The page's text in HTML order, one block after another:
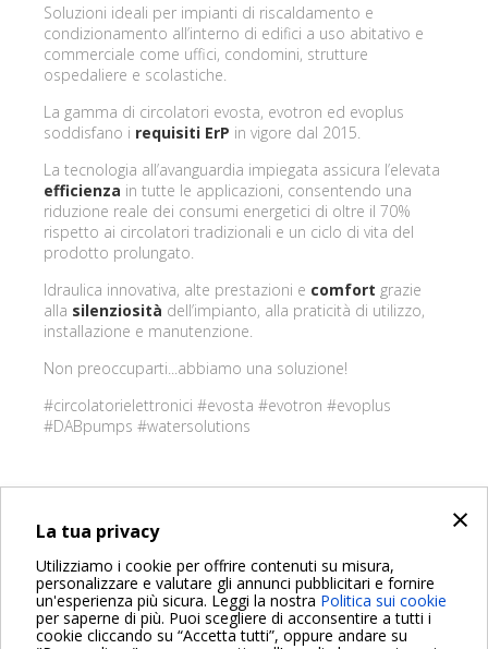
×
La tua privacy
Utilizziamo i cookie per offrire contenuti su misura,
personalizzare e valutare gli annunci pubblicitari e fornire
un'esperienza più sicura. Leggi la nostra Politica sui cookie
per saperne di più. Puoi scegliere di acconsentire a tutti i
cookie cliccando su “Accetta tutti”, oppure andare su
Soluzioni ideali per impianti di riscaldamento e
condizionamento all’interno di edifici a uso abitativo e
commerciale come uffici, condomini, strutture
ospedaliere e scolastiche.
La gamma di circolatori evosta, evotron ed evoplus
soddisfano i requisiti ErP in vigore dal 2015.
La tecnologia all’avanguardia impiegata assicura l’elevata
efficienza in tutte le applicazioni, consentendo una
riduzione reale dei consumi energetici di oltre il 70%
rispetto ai circolatori tradizionali e un ciclo di vita del
prodotto prolungato.
Idraulica innovativa, alte prestazioni e comfort grazie
alla silenziosità dell’impianto, alla praticità di utilizzo,
installazione e manutenzione.
Non preoccuparti...abbiamo una soluzione!
#circolatorielettronici #evosta #evotron #evoplus
#DABpumps #watersolutions
INDIETRO
Share on: